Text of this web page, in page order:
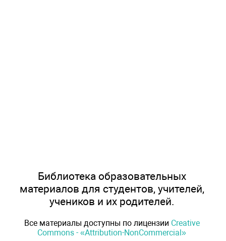
Библиотека образовательных
материалов для студентов, учителей,
учеников и их родителей.
Все материалы доступны по лицензии Creative
Commons - «Attribution-NonCommercial»